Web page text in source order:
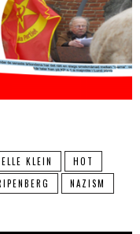
KLEIN
HOT
NAZISM